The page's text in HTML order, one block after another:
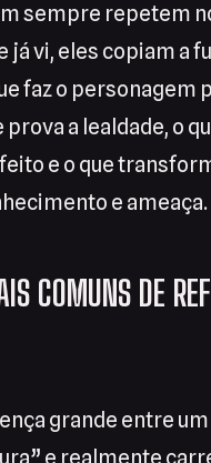
sempre repetem
já vi, eles copiam a
faz o personagem
prova a lealdade, o
e o que
e ameaça.
COMUNS DE
grande entre
e realmente